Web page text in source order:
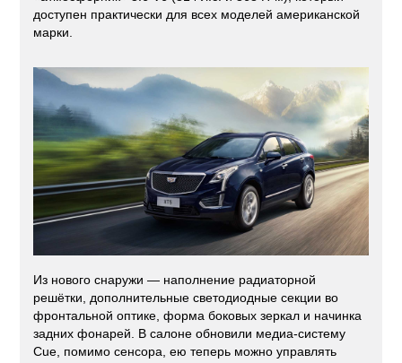
доступен практически для всех моделей американской
марки.
Из нового снаружи — наполнение радиаторной
решётки, дополнительные светодиодные секции во
фронтальной оптике, форма боковых зеркал и начинка
задних фонарей. В салоне обновили медиа-систему
Cue, помимо сенсора, ею теперь можно управлять